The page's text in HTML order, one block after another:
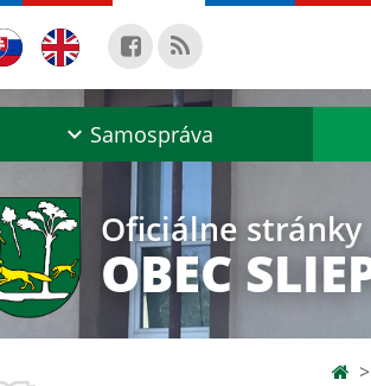
Samospráva
Oficiálne stránky
OBEC